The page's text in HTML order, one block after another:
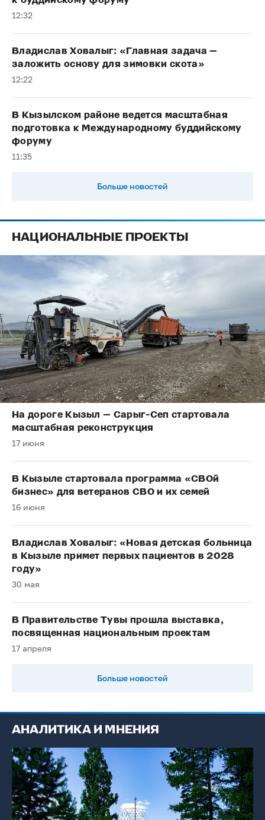
12:32
Владислав Ховалыг: «Главная задача —
заложить основу для зимовки скота»
12:22
В Кызылском районе ведется масштабная
подготовка к Международному буддийскому
форуму
11:35
Больше новостей
НАЦИОНАЛЬНЫЕ ПРОЕКТЫ
На дороге Кызыл — Сарыг-Сеп стартовала
масштабная реконструкция
17 июня
В Кызыле стартовала программа «СВОй
бизнес» для ветеранов СВО и их семей
16 июня
Владислав Ховалыг: «Новая детская больница
в Кызыле примет первых пациентов в 2028
году»
30 мая
В Правительстве Тувы прошла выставка,
посвященная национальным проектам
17 апреля
Больше новостей
АНАЛИТИКА И МНЕНИЯ